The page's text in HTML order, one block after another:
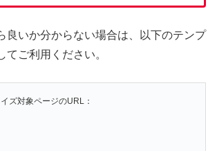
良いか分からない場合は、以下のテンプ
てご利用ください。
ズ対象ページのURL：